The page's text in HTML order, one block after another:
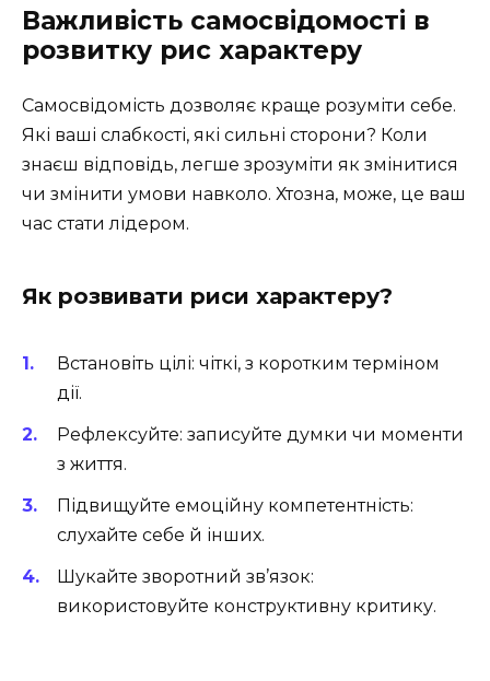
Важливість самосвідомості в
розвитку рис характеру
Самосвідомість дозволяє краще розуміти себе.
Які ваші слабкості, які сильні сторони? Коли
знаєш відповідь, легше зрозуміти як змінитися
чи змінити умови навколо. Хтозна, може, це ваш
час стати лідером.
Як розвивати риси характеру?
Встановіть цілі: чіткі, з коротким терміном
дії.
Рефлексуйте: записуйте думки чи моменти
з життя.
Підвищуйте емоційну компетентність:
слухайте себе й інших.
Шукайте зворотний зв’язок:
використовуйте конструктивну критику.